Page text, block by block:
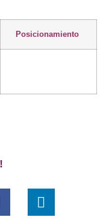
Posicionamiento